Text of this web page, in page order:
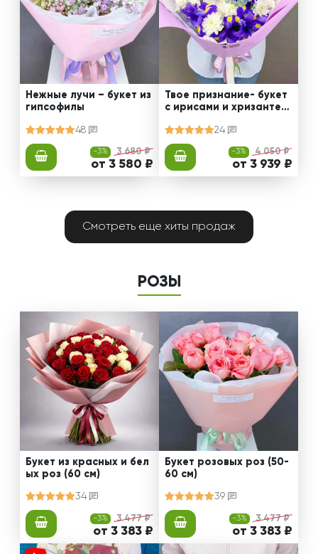
Нежные лучи – букет из
гипсофилы
48
-3% 3 680 ₽
от 3 580 ₽
Твое признание- букет
с ирисами и хризантем
24
-3% 4 050 ₽
от 3 939 ₽
Смотреть еще хиты продаж
РОЗЫ
Букет из красных и бел
ых роз (60 см)
34
-3% 3 477 ₽
от 3 383 ₽
Букет розовых роз (50-
60 см)
39
-3% 3 477 ₽
от 3 383 ₽